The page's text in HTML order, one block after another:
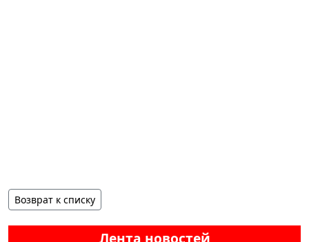
Лента новостей
Возврат к списку